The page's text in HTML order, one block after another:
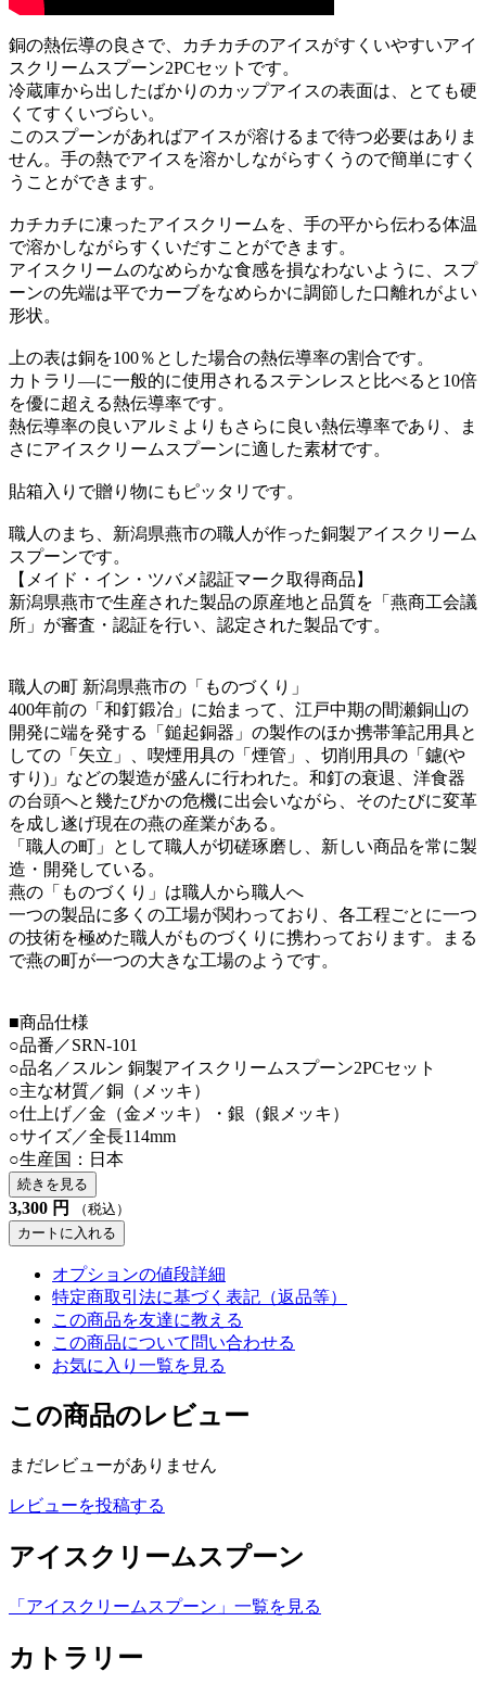
銅の熱伝導の良さで、カチカチのアイスがすくいやすいアイ
スクリームスプーン2PCセットです。
冷蔵庫から出したばかりのカップアイスの表面は、とても硬
くてすくいづらい。
このスプーンがあればアイスが溶けるまで待つ必要はありま
せん。手の熱でアイスを溶かしながらすくうので簡単にすく
うことができます。
カチカチに凍ったアイスクリームを、手の平から伝わる体温
で溶かしながらすくいだすことができます。
アイスクリームのなめらかな食感を損なわないように、スプ
ーンの先端は平でカーブをなめらかに調節した口離れがよい
形状。
上の表は銅を100％とした場合の熱伝導率の割合です。
カトラリ―に一般的に使用されるステンレスと比べると10倍
を優に超える熱伝導率です。
熱伝導率の良いアルミよりもさらに良い熱伝導率であり、ま
さにアイスクリームスプーンに適した素材です。
貼箱入りで贈り物にもピッタリです。
職人のまち、新潟県燕市の職人が作った銅製アイスクリーム
スプーンです。
【メイド・イン・ツバメ認証マーク取得商品】
新潟県燕市で生産された製品の原産地と品質を「燕商工会議
所」が審査・認証を行い、認定された製品です。
職人の町 新潟県燕市の「ものづくり」
400年前の「和釘鍛冶」に始まって、江戸中期の間瀬銅山の
開発に端を発する「鎚起銅器」の製作のほか携帯筆記用具と
しての「矢立」、喫煙用具の「煙管」、切削用具の「鑢(や
すり)」などの製造が盛んに行われた。和釘の衰退、洋食器
の台頭へと幾たびかの危機に出会いながら、そのたびに変革
を成し遂げ現在の燕の産業がある。
「職人の町」として職人が切磋琢磨し、新しい商品を常に製
造・開発している。
燕の「ものづくり」は職人から職人へ
一つの製品に多くの工場が関わっており、各工程ごとに一つ
の技術を極めた職人がものづくりに携わっております。まる
で燕の町が一つの大きな工場のようです。
■商品仕様
○品番／SRN-101
○品名／スルン 銅製アイスクリームスプーン2PCセット
○主な材質／銅（メッキ）
○仕上げ／金（金メッキ）・銀（銀メッキ）
○サイズ／全長114mm
○生産国：日本
続きを見る
3,300 円
（税込）
カートに入れる
オプションの値段詳細
特定商取引法に基づく表記（返品等）
この商品を友達に教える
この商品について問い合わせる
お気に入り一覧を見る
この商品のレビュー
まだレビューがありません
レビューを投稿する
アイスクリームスプーン
「アイスクリームスプーン」一覧を見る
カトラリー